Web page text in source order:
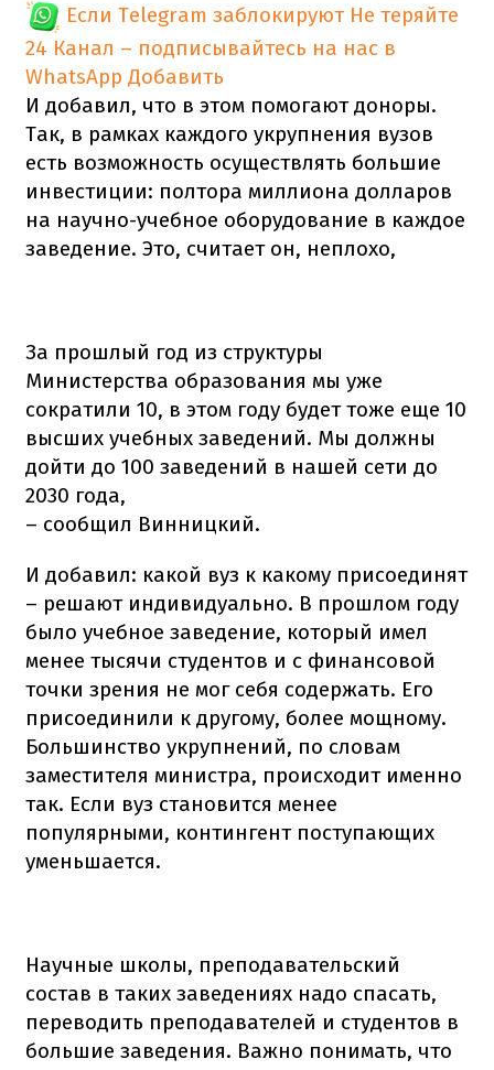
Если Telegram заблокируют Не теряйте
24 Канал – подписывайтесь на нас в
WhatsApp Добавить
И добавил, что в этом помогают доноры.
Так, в рамках каждого укрупнения вузов
есть возможность осуществлять большие
инвестиции: полтора миллиона долларов
на научно-учебное оборудование в каждое
заведение. Это, считает он, неплохо,
За прошлый год из структуры
Министерства образования мы уже
сократили 10, в этом году будет тоже еще 10
высших учебных заведений. Мы должны
дойти до 100 заведений в нашей сети до
2030 года,
– сообщил Винницкий.
И добавил: какой вуз к какому присоединят
– решают индивидуально. В прошлом году
было учебное заведение, который имел
менее тысячи студентов и с финансовой
точки зрения не мог себя содержать. Его
присоединили к другому, более мощному.
Большинство укрупнений, по словам
заместителя министра, происходит именно
так. Если вуз становится менее
популярными, контингент поступающих
уменьшается.
Научные школы, преподавательский
состав в таких заведениях надо спасать,
переводить преподавателей и студентов в
большие заведения. Важно понимать, что